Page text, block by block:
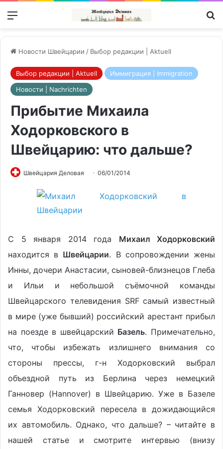
Меню
Новости Швейцарии / Выбор редакции | Aktuell
Выбор редакции | Aktuell
Иммиграция | Immigration
Новости | Nachrichten
Прибытие Михаила
Ходорковского в
Швейцарию: что дальше?
Швейцария Деловая 06/01/2014
С 5 января 2014 года Михаил Ходорковский
находится в Швейцарии. В сопровождении жены
Инны, дочери Анастасии, сыновей-близнецов Глеба
и Ильи и небольшой съёмочной команды
Швейцарского телевидения SRF самый известный
в мире (уже бывший) российский арестант прибыл
на поезде в швейцарский Базель. Примечательно,
что, чтобы избежать излишнего внимания со
стороны прессы, г-н Ходорковский выбрал
объездной путь из Берлина через немецкий
Ганновер (Hannover) в Швейцарию. Уже в Базеле
семья Ходорковский пересела в дожидающийся
их автомобиль. Однако, что дальше? – читайте в
нашей статье и смотрите интервью (внизу